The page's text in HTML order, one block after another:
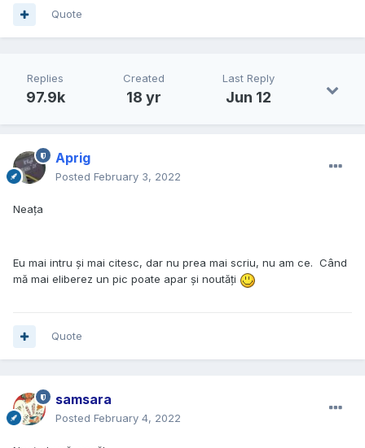
Quote
Replies
97.9k
Created
18 yr
Last Reply
Jun 12
Aprig
Posted February 3, 2022
Neața
Eu mai intru și mai citesc, dar nu prea mai scriu, nu am ce. Când
mă mai eliberez un pic poate apar și noutăți
Quote
samsara
Posted February 4, 2022